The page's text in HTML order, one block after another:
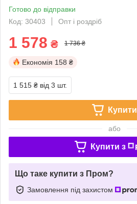
Готово до відправки
Код: 30403
Опт і роздріб
1 578 ₴ 1 736 ₴
Економія 158 ₴
1 515 ₴ від 3 шт.
Купити
або
Купити з
Що таке купити з Пром?
Замовлення під захистом